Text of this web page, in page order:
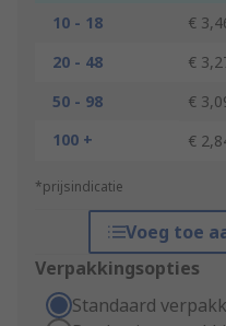
10 - 18
€
20 - 48
€
50 - 98
€
100 +
€
*prijsindicatie
Voeg toe
Verpakkingsopties
Standaard